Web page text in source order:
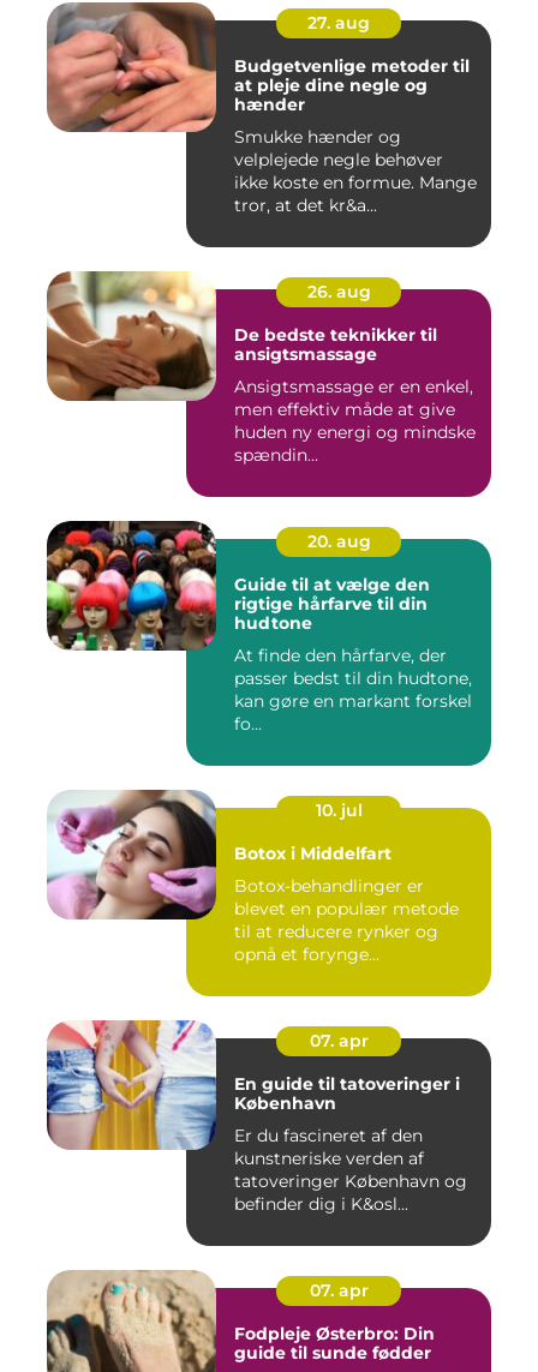
27. aug
Budgetvenlige metoder til
at pleje dine negle og
hænder
Smukke hænder og
velplejede negle behøver
ikke koste en formue. Mange
tror, at det kr&a...
26. aug
De bedste teknikker til
ansigtsmassage
Ansigtsmassage er en enkel,
men effektiv måde at give
huden ny energi og mindske
spændin...
20. aug
Guide til at vælge den
rigtige hårfarve til din
hudtone
At finde den hårfarve, der
passer bedst til din hudtone,
kan gøre en markant forskel
fo...
10. jul
Botox i Middelfart
Botox-behandlinger er
blevet en populær metode
til at reducere rynker og
opnå et forynge...
07. apr
En guide til tatoveringer i
København
Er du fascineret af den
kunstneriske verden af
tatoveringer København og
befinder dig i K&osl...
07. apr
Fodpleje Østerbro: Din
guide til sunde fødder